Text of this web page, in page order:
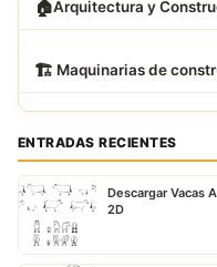
🏠Arquitectura y
🏗 Maquinarias de
ENTRADAS RECIENTES
Descargar Vacas
2D